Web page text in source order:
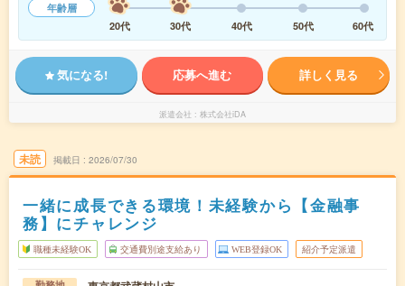
年齢層
20代
30代 40代 50代 60代
気になる! 応募へ進む 詳しく見る
派遣会社 株式会社iDA
未読 掲載日 2026/07/30
一緒に成長できる環境！未経験から【金融事
務】にチャレンジ
職種未経験OK 交通費別途支給あり WEB登録OK 紹介予定派遣